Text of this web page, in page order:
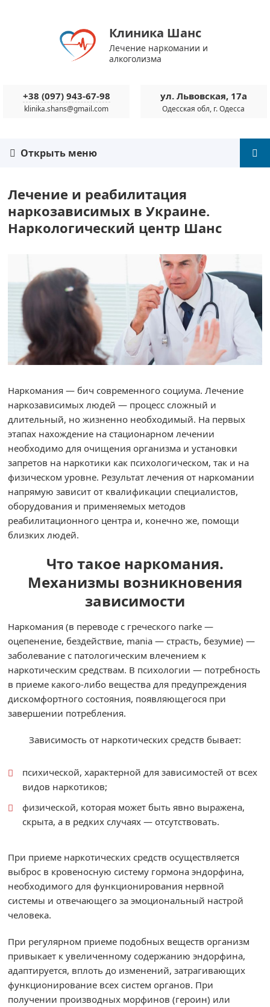
Клиника Шанс
Лечение наркомании и
алкоголизма
+38 (097) 943-67-98
klinika.shans@gmail.com
ул. Львовская, 17а
Одесская обл, г. Одесса
Открыть меню
Лечение и реабилитация
наркозависимых в Украине.
Наркологический центр Шанс
Наркомания — бич современного социума. Лечение
наркозависимых людей — процесс сложный и
длительный, но жизненно необходимый. На первых
этапах нахождение на стационарном лечении
необходимо для очищения организма и установки
запретов на наркотики как психологическом, так и на
физическом уровне. Результат лечения от наркомании
напрямую зависит от квалификации специалистов,
оборудования и применяемых методов
реабилитационного центра и, конечно же, помощи
близких людей.
Что такое наркомания.
Механизмы возникновения
зависимости
Наркомания (в переводе с греческого narke —
оцепенение, бездействие, mania — страсть, безумие) —
заболевание с патологическим влечением к
наркотическим средствам. В психологии — потребность
в приеме какого-либо вещества для предупреждения
дискомфортного состояния, появляющегося при
завершении потребления.
Зависимость от наркотических средств бывает:
психической, характерной для зависимостей от всех
видов наркотиков;
физической, которая может быть явно выражена,
скрыта, а в редких случаях — отсутствовать.
При приеме наркотических средств осуществляется
выброс в кровеносную систему гормона эндорфина,
необходимого для функционирования нервной
системы и отвечающего за эмоциональный настрой
человека.
При регулярном приеме подобных веществ организм
привыкает к увеличенному содержанию эндорфина,
адаптируется, вплоть до изменений, затрагивающих
функционирование всех систем органов. При
получении производных морфинов (героин) или